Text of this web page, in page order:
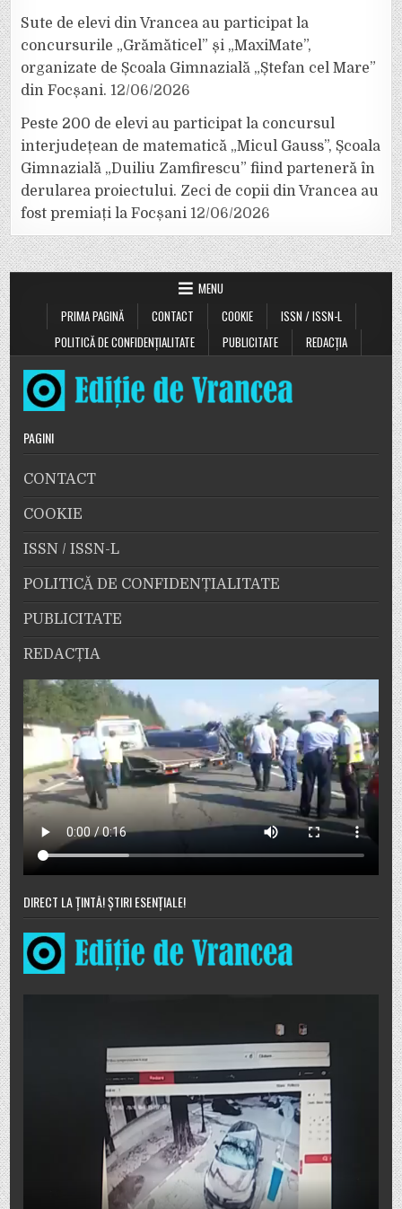
Sute de elevi din Vrancea au participat la
concursurile „Grămăticel” și „MaxiMate”,
organizate de Școala Gimnazială „Ștefan cel Mare”
din Focșani. 12/06/2026
Peste 200 de elevi au participat la concursul
interjudețean de matematică „Micul Gauss”, Școala
Gimnazială „Duiliu Zamfirescu” fiind parteneră în
derularea proiectului. Zeci de copii din Vrancea au
fost premiați la Focșani 12/06/2026
MENU
PRIMA PAGINĂ
CONTACT COOKIE
ISSN / ISSN-L
POLITICĂ DE CONFIDENȚIALITATE
PUBLICITATE REDACȚIA
PAGINI
CONTACT
COOKIE
ISSN / ISSN-L
POLITICĂ DE CONFIDENȚIALITATE
PUBLICITATE
REDACȚIA
DIRECT LA ȚINTĂ! ȘTIRI ESENȚIALE!